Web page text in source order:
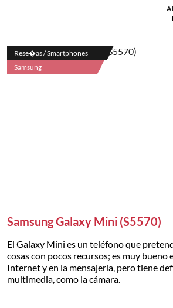
Rese�as / Smartphones
Samsung
Samsung Galaxy Mini (S5570)
El Galaxy Mini es un teléfono que
cosas con pocos recursos; es muy bueno
Internet y en la mensajería, pero tiene
multimedia, como la cámara.